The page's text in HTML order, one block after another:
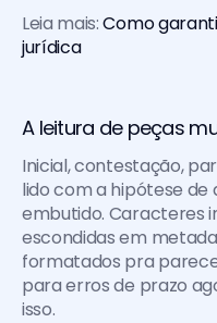
Leia mais: Como
jurídica
A leitura de peças
Inicial, contestação,
lido com a hipótese
embutido. Caracteres
escondidas em
formatados pra
para erros de prazo
isso.